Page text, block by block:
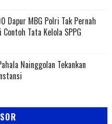
Dapur MBG Polri Tak Pernah
Tata Kelola SPPG
Nainggolan Tekankan